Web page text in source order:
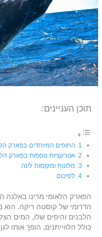
תוכן העניינים:
החופים המיוחדים בפארק
אטרקציות נוספות בפארק
מלונות ומקומות לינה
לסיכום
הפארק הלאומי מרינו באלנה
הלבנים והיפים שלו, המים
כולל הלווייתנים, הופך אותו